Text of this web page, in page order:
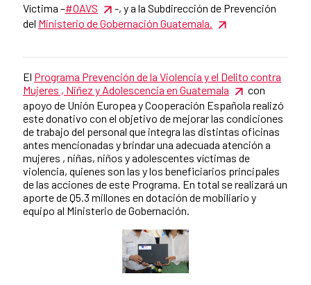
Víctima –#OAVS
-, y a la Subdirección de Prevención
del Ministerio de Gobernación Guatemala.
News content
El Programa Prevención de la Violencia y el Delito contra
Mujeres , Niñez y Adolescencia en Guatemala
con
apoyo de Unión Europea y Cooperación Española realizó
este donativo con el objetivo de mejorar las condiciones
de trabajo del personal que integra las distintas oficinas
antes mencionadas y brindar una adecuada atención a
mujeres , niñas, niños y adolescentes víctimas de
violencia, quienes son las y los beneficiarios principales
de las acciones de este Programa. En total se realizará un
aporte de Q5.3 millones en dotación de mobiliario y
equipo al Ministerio de Gobernación.